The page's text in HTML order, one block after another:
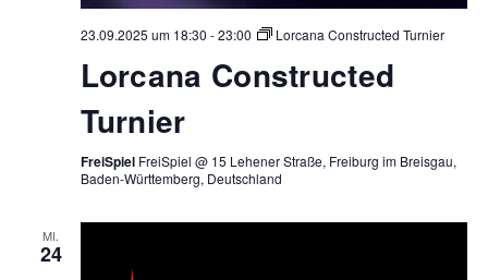
23.09.2025 um 18:30 -23:00 Lorcana Constructed Turnier
Lorcana Constructed
Turnier
FreiSpiel FreiSpiel @ 15 Lehener Straße, Freiburg im Breisgau,
Baden-Württemberg, Deutschland
MI.
24